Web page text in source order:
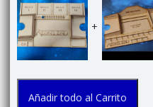
+
Añadir todo al Carrito